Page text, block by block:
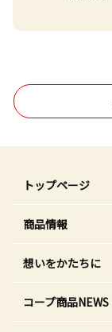
トップページ
商品情報
想いをかたちに
コープ商品NEWS